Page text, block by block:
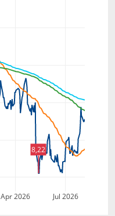
Apr 2026 Jul 2026
8,22